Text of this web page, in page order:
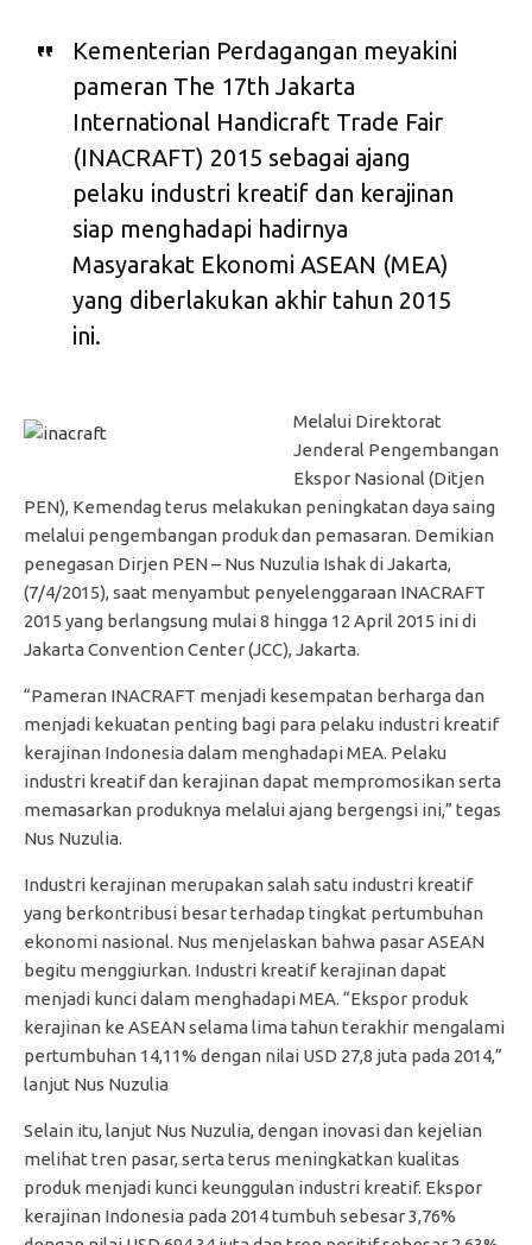
Kementerian Perdagangan meyakini
pameran The 17th Jakarta
International Handicraft Trade Fair
(INACRAFT) 2015 sebagai ajang
pelaku industri kreatif dan kerajinan
siap menghadapi hadirnya
Masyarakat Ekonomi ASEAN (MEA)
yang diberlakukan akhir tahun 2015
ini.
Melalui Direktorat
Jenderal Pengembangan
Ekspor Nasional (Ditjen
PEN), Kemendag terus melakukan peningkatan daya saing
melalui pengembangan produk dan pemasaran. Demikian
penegasan Dirjen PEN – Nus Nuzulia Ishak di Jakarta,
(7/4/2015), saat menyambut penyelenggaraan INACRAFT
2015 yang berlangsung mulai 8 hingga 12 April 2015 ini di
Jakarta Convention Center (JCC), Jakarta.
“Pameran INACRAFT menjadi kesempatan berharga dan
menjadi kekuatan penting bagi para pelaku industri kreatif
kerajinan Indonesia dalam menghadapi MEA. Pelaku
industri kreatif dan kerajinan dapat mempromosikan serta
memasarkan produknya melalui ajang bergengsi ini,” tegas
Nus Nuzulia.
Industri kerajinan merupakan salah satu industri kreatif
yang berkontribusi besar terhadap tingkat pertumbuhan
ekonomi nasional. Nus menjelaskan bahwa pasar ASEAN
begitu menggiurkan. Industri kreatif kerajinan dapat
menjadi kunci dalam menghadapi MEA. “Ekspor produk
kerajinan ke ASEAN selama lima tahun terakhir mengalami
pertumbuhan 14,11% dengan nilai USD 27,8 juta pada 2014,”
lanjut Nus Nuzulia
Selain itu, lanjut Nus Nuzulia, dengan inovasi dan kejelian
melihat tren pasar, serta terus meningkatkan kualitas
produk menjadi kunci keunggulan industri kreatif. Ekspor
kerajinan Indonesia pada 2014 tumbuh sebesar 3,76%